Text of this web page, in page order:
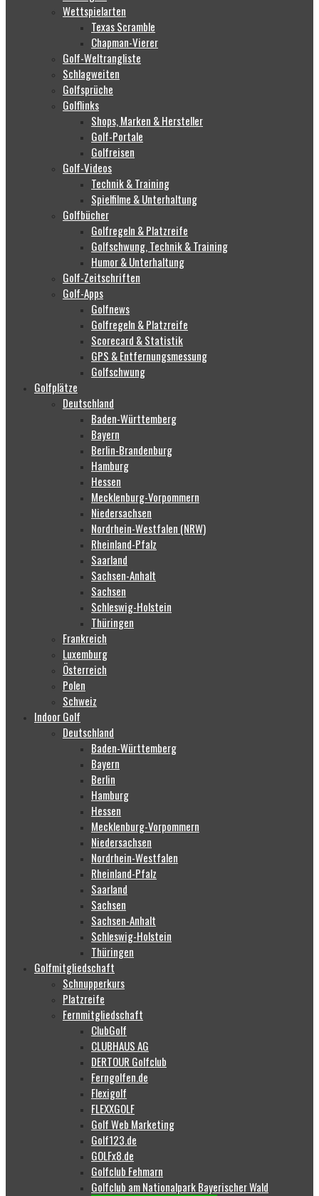
Wettspielarten
Texas Scramble
Chapman-Vierer
Golf-Weltrangliste
Schlagweiten
Golfsprüche
Golflinks
Shops, Marken & Hersteller
Golf-Portale
Golfreisen
Golf-Videos
Technik & Training
Spielfilme & Unterhaltung
Golfbücher
Golfregeln & Platzreife
Golfschwung, Technik & Training
Humor & Unterhaltung
Golf-Zeitschriften
Golf-Apps
Golfnews
Golfregeln & Platzreife
Scorecard & Statistik
GPS & Entfernungsmessung
Golfschwung
Golfplätze
Deutschland
Baden-Württemberg
Bayern
Berlin-Brandenburg
Hamburg
Hessen
Mecklenburg-Vorpommern
Niedersachsen
Nordrhein-Westfalen (NRW)
Rheinland-Pfalz
Saarland
Sachsen-Anhalt
Sachsen
Schleswig-Holstein
Thüringen
Frankreich
Luxemburg
Österreich
Polen
Schweiz
Indoor Golf
Deutschland
Baden-Württemberg
Bayern
Berlin
Hamburg
Hessen
Mecklenburg-Vorpommern
Niedersachsen
Nordrhein-Westfalen
Rheinland-Pfalz
Saarland
Sachsen
Sachsen-Anhalt
Schleswig-Holstein
Thüringen
Golfmitgliedschaft
Schnupperkurs
Platzreife
Fernmitgliedschaft
ClubGolf
CLUBHAUS AG
DERTOUR Golfclub
Ferngolfen.de
Flexigolf
FLEXXGOLF
Golf Web Marketing
Golf123.de
GOLFx8.de
Golfclub Fehmarn
Golfclub am Nationalpark Bayerischer Wald